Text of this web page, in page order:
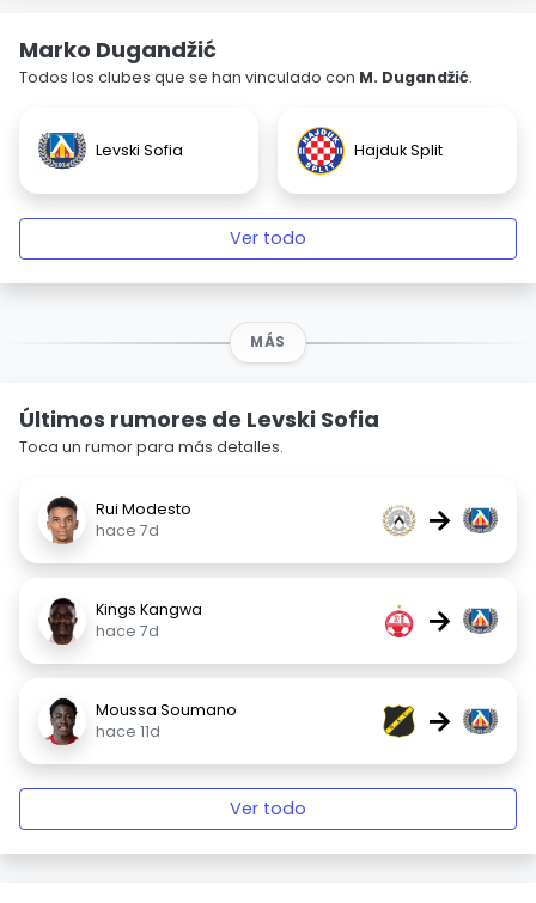
Marko Dugandžić
Todos los clubes que se han vinculado con M. Dugandžić.
Levski Sofia Hajduk Split
Ver todo
MÁS
Últimos rumores de Levski Sofia
Toca un rumor para más detalles.
Rui Modesto
hace 7d
→
Kings Kangwa
hace 7d
→
Moussa Soumano
hace 11d
→
Ver todo